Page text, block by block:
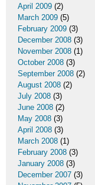
April 2009 (2)
March 2009 (5)
February 2009 (3)
December 2008 (3)
November 2008 (1)
October 2008 (3)
September 2008 (2)
August 2008 (2)
July 2008 (3)
June 2008 (2)
May 2008 (3)
April 2008 (3)
March 2008 (1)
February 2008 (3)
January 2008 (3)
December 2007 (3)